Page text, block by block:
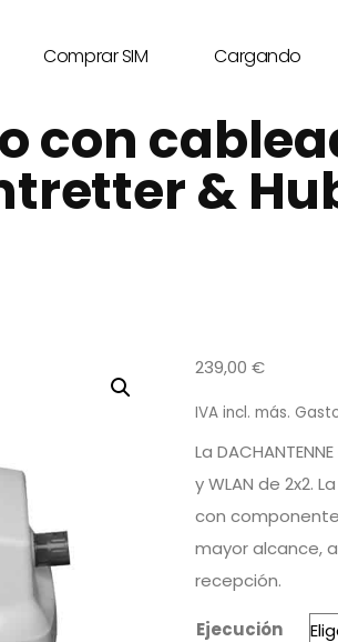
Comprar SIM Cargando
con
&
239,00 €
IVA incl. más.
La
y WLAN de 2x2.
con
mayor alcance,
recepción.
Ejecución